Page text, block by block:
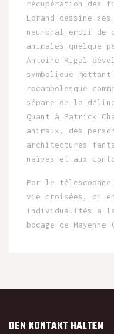
récupération des
Lorand dessine
neuronal empli de
animales quelque
Antoine Rigal
symbolique
rocambolesque
sépare de la
Quant à Patrick
animaux, des
architectures
naïves et aux
Par le
vie croisées, on
individualités à la
bocage de Mayenne
DEN KONTAKT HALTEN